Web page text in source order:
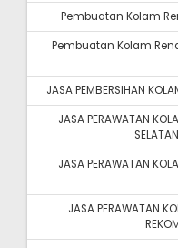
Pembuatan Kolam
Pembuatan Kolam
JASA PEMBERSIHAN
JASA PERAWATAN
JASA PERAWATAN
JASA PERAWATAN